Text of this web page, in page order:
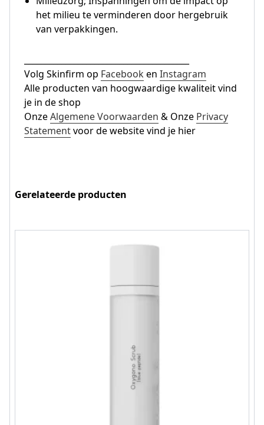
het milieu te verminderen door hergebruik
van verpakkingen.
Volg Skinfirm op Facebooken Instagram
Alle producten van hoogwaardige kwaliteit vind
je in de shop
OnzeAlgemene Voorwaarden & Onze Privacy
Statementvoor de website vind je hier
Gerelateerde producten